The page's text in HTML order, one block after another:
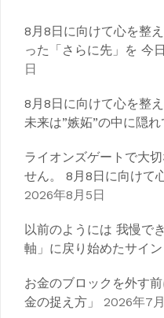
ー
シ
ョ
ン
8月8日に向けて心を整
った「さらに先」を 今
日
8月8日に向けて心を整
未来は”嫉妬”の中に隠
ライオンズゲートで大
せん。 8月8日に向けて
2026年8月5日
以前のようには 我慢で
軸」に戻り始めたサイン
お金のブロックを外す
金の捉え方」
2026年7